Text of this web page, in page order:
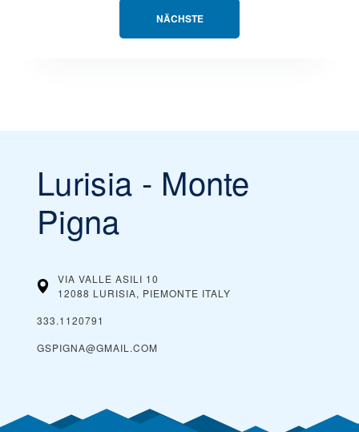
NÄCHSTE
Lurisia - Monte
Pigna
VIA VALLE ASILI 10
12088 LURISIA, PIEMONTE ITALY
333.1120791
GSPIGNA@GMAIL.COM